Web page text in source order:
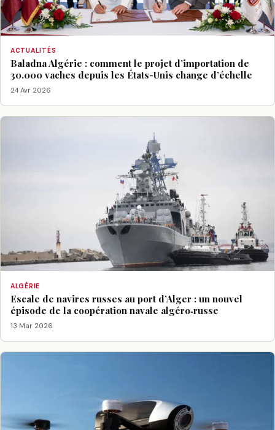
ACTUALITÉS
Baladna Algérie : comment le projet d’importation de
30.000 vaches depuis les États-Unis change d’échelle
24 Avr 2026
ALGÉRIE
Escale de navires russes au port d’Alger : un nouvel
épisode de la coopération navale algéro‑russe
13 Mar 2026